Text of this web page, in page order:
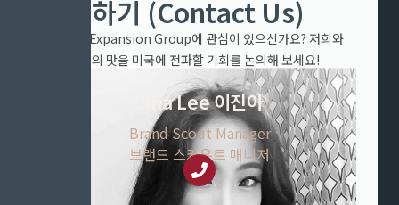
문의하기 (Contact Us)
K-Food Expansion Group에 관심이 있으신가요? 저희와
함께 한국의 맛을 미국에 전파할 기회를 논의해 보세요!
Jina Lee 이진아
Brand Scout Manager
브랜드 스카우트 매니저